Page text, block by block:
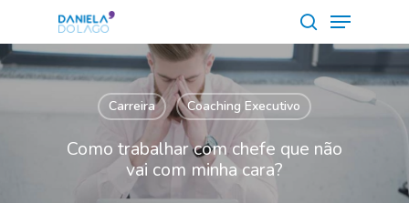
main
search
Menu
Carreira Coaching Executivo
Como trabalhar com chefe que não
vai com minha cara?
Close
Menu